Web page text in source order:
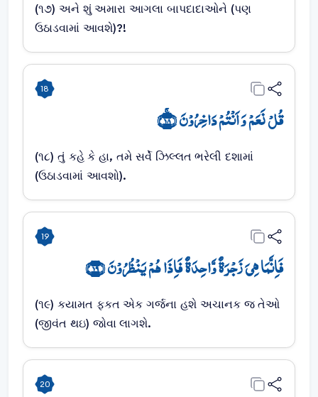
(૧૭) અને શું અમારા આગલા બાપદાદાઓને (પણ
ઉઠાડવામાં આવશે)?!
18
قُلۡ نَعَمۡ وَ اَنۡتُمۡ دَاخِرُوۡنَ ﴿ۚ۱۸﴾
(૧૮) તું કહે કે હા, તમે સર્વે ઝિલ્લત ભરેલી દશામાં
(ઉઠાડવામાં આવશો).
19
فَاِنَّمَا ہِیَ زَجۡرَۃٌ وَّاحِدَۃٌ فَاِذَا ہُمۡ یَنۡظُرُوۡنَ ﴿۱۹﴾
(૧૯) કયામત ફકત એક ગર્જના હશે અચાનક જ તેઓ
(જીવંત થઇ) જોવા લાગશે.
20